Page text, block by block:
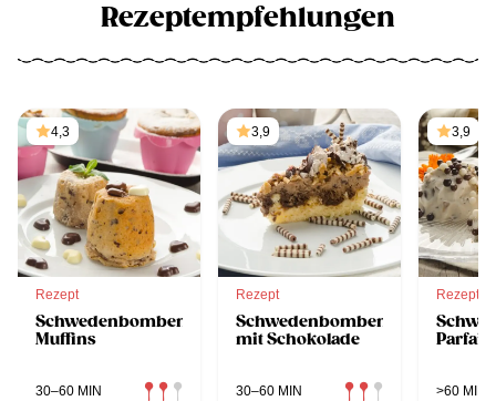
Rezeptempfehlungen
4,3
Rezept
Schwedenbomben-
Muffins
30–60 MIN
3,9
Rezept
Schwedenbombentorte
mit Schokolade
30–60 MIN
3,9
Rezept
Parfait
>60 MIN